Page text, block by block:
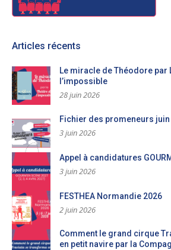
Articles récents
Le miracle de Théodore par
l’impossible
28 juin 2026
Fichier des promeneurs juin
3 juin 2026
Appel à candidatures
3 juin 2026
FESTHEA Normandie 2026
2 juin 2026
Comment le grand cirque
en petit navire par la